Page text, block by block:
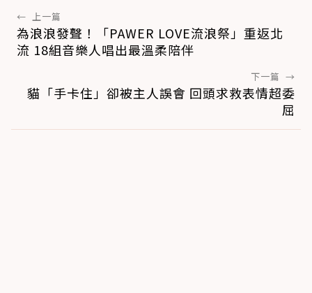
← 上一篇
為浪浪發聲！「PAWER LOVE流浪祭」重返北
流 18組音樂人唱出最溫柔陪伴
下一篇 →
貓「手卡住」卻被主人誤會 回頭求救表情超委
屈